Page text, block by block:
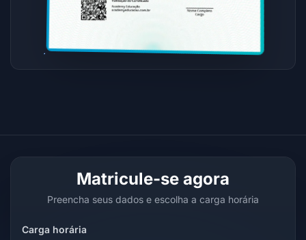
Matricule-se agora
Preencha seus dados e escolha a carga horária
Carga horária